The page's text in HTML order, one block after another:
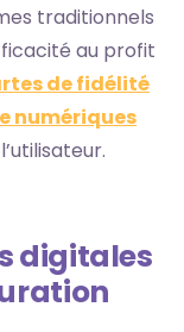
traditionnels
au profit
de fidélité
numériques
digitales